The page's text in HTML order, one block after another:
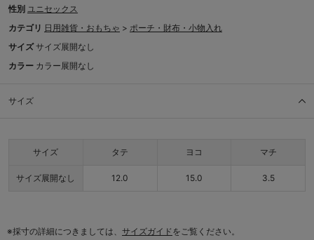
性別 ユニセックス
カテゴリ 日用雑貨・おもちゃ > ポーチ・財布・小物入れ
サイズ サイズ展開なし
カラー カラー展開なし
サイズ
サイズ タテ ヨコ マチ
サイズ展開なし 12.0 15.0 3.5
※採寸の詳細につきましては、 サイズガイドをご覧ください。